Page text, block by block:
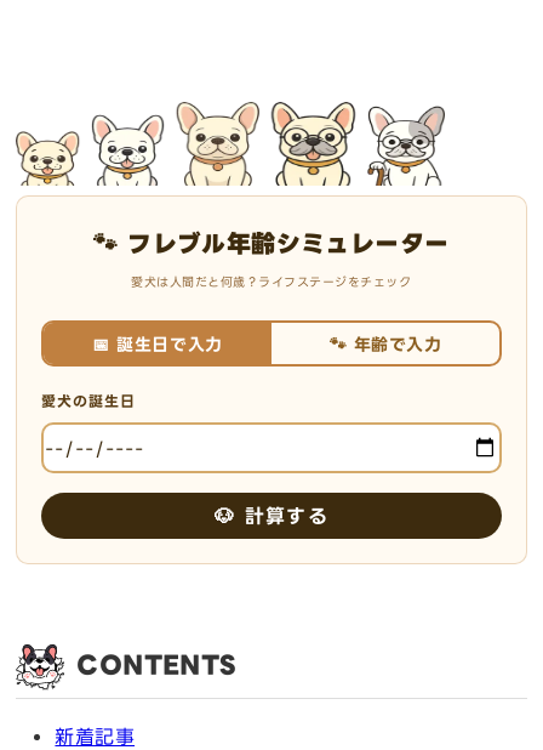
🐾 フレブル年齢シミュレーター
愛犬は人間だと何歳？ライフステージをチェック
📅 誕生日で入力 🐾 年齢で入力
愛犬の誕生日
🐶 計算する
CONTENTS
新着記事